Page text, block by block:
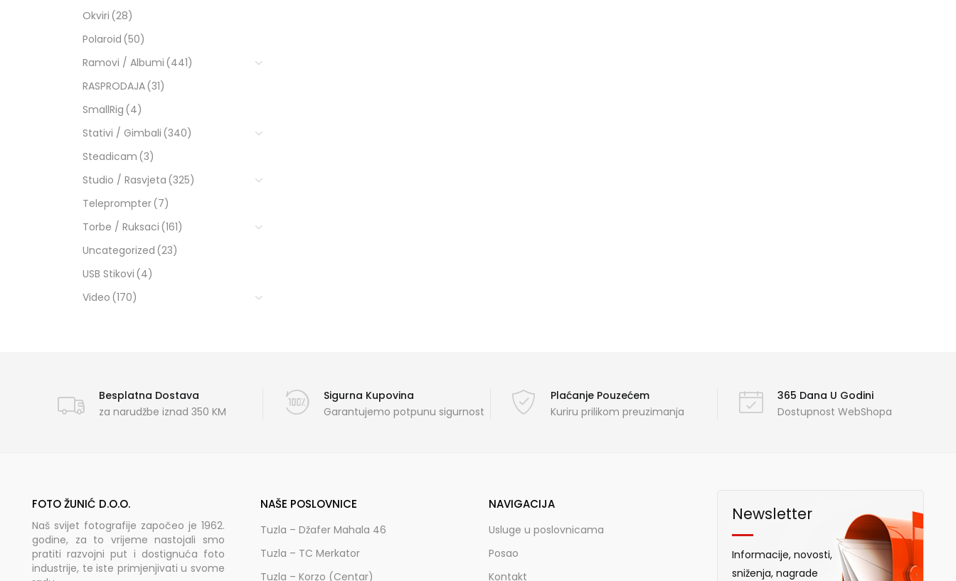
Okviri (28)
Polaroid (50)
Ramovi / Albumi (441)
RASPRODAJA(31)
SmallRig (4)
Stativi / Gimbali (340)
Steadicam (3)
Studio / Rasvjeta (325)
Teleprompter(7)
Torbe / Ruksaci (161)
Uncategorized (23)
USB Stikovi (4)
Video (170)
Besplatna Dostava
za narudžbe iznad 350 KM
Sigurna Kupovina
Garantujemo potpunu sigurnost
Plaćanje Pouzećem
Kuriru prilikom preuzimanja
365 Dana U Godini
Dostupnost WebShopa
FOTO ŽUNIĆ D.O.O.
Naš svijet fotografije započeo je 1962.
godine, za to vrijeme nastojali smo
pratiti razvojni put i dostignuća foto
industrije, te iste primjenjivati u svome
NAŠE POSLOVNICE
Tuzla – Džafer Mahala 46
Tuzla – TC Merkator
Tuzla – Korzo (Centar)
NAVIGACIJA
Usluge u poslovnicama
Posao
Kontakt
Newsletter
Informacije, novosti,
sniženja, nagrade